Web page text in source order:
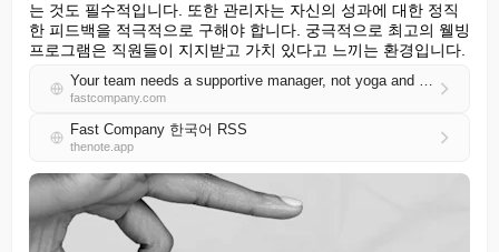
는 것도 필수적입니다. 또한 관리자는 자신의 성과에 대한 정직
한 피드백을 적극적으로 구해야 합니다. 궁극적으로 최고의 웰빙
프로그램은 직원들이 지지받고 가치 있다고 느끼는 환경입니다.
Your team needs a supportive manager, not yoga and meditation
fastcompany.com
Fast Company 한국어 RSS
thenote.app